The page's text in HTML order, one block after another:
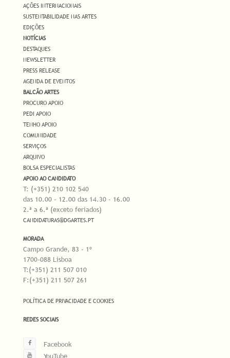
AÇÕES INTERNACIONAIS
SUSTENTABILIDADE NAS ARTES
EDIÇÕES
NOTÍCIAS
DESTAQUES
NEWSLETTER
PRESS RELEASE
AGENDA DE EVENTOS
BALCÃO ARTES
PROCURO APOIO
PEDI APOIO
TENHO APOIO
COMUNIDADE
SERVIÇOS
ARQUIVO
BOLSA ESPECIALISTAS
APOIO AO CANDIDATO
T: (+351) 210 102 540
das 10.00 - 12.00 das 14.30 - 16.00
2.ª a 6.ª (exceto feriados)
CANDIDATURAS@DGARTES.PT
MORADA
Campo Grande, 83 - 1º
1700-088 Lisboa
T:(+351) 211 507 010
F:(+351) 211 507 261
POLÍTICA DE PRIVACIDADE E COOKIES
REDES SOCIAIS
Facebook
YouTube